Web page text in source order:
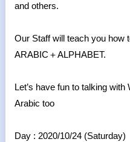
and others.
Our Staff will teach you how
ARABIC＋ALPHABET.
Let’s have fun to talking
Arabic too
Day : 2020/10/24 (Saturday)